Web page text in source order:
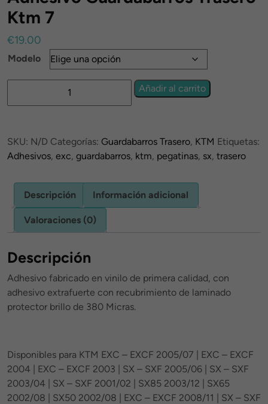
Ktm 7
€19.00
Modelo
7
cantidad
Añadir al carrito
SKU: N/D Categorías: Guardabarros Trasero, KTM Etiquetas:
Adhesivos, exc, guardabarros, ktm, pegatinas, sx, trasero
Descripción Información adicional
Valoraciones (0)
Descripción
Adhesivo fabricado en vinilo de primera calidad, con
adhesivo extrafuerte con recubrimiento de laminado
protector brillo de 380 Micras.
Disponibles para KTM EXC – EXCF 2005/07 | EXC – EXCF
2004 | EXC – EXCF 2003 | SX – SXF 2005/06 | SX – SXF
2003/04 | SX – SXF 2001/02 | SX85 2003/12 | SX65
2002/08 | SX50 2002/08 | EXC – EXCF 2008/11 | SX – SXF